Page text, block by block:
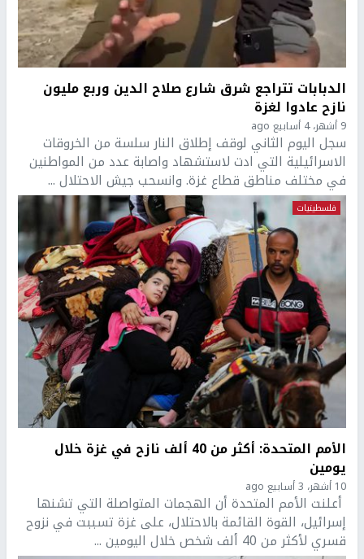
الدبابات تتراجع شرق شارع صلاح الدين وربع مليون
نازح عادوا لغزة
9 أشهر، 4 أسابيع ago
سجل اليوم الثاني لوقف إطلاق النار سلسة من الخروقات
الاسرائيلية التي ادت لاستشهاد واصابة عدد من المواطنين
في مختلف مناطق قطاع غزة. وانسحب جيش الاحتلال ...
فلسطينيات
الأمم المتحدة: أكثر من 40 ألف نازح في غزة خلال
يومين
10 أشهر، 3 أسابيع ago
أعلنت الأمم المتحدة أن الهجمات المتواصلة التي تشنها
إسرائيل، القوة القائمة بالاحتلال، على غزة تسببت في نزوح
قسري لأكثر من 40 ألف شخص خلال اليومين ...